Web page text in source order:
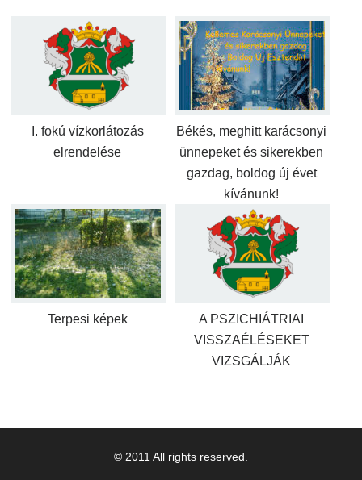
I. fokú vízkorlátozás
elrendelése
Békés, meghitt karácsonyi
ünnepeket és sikerekben
gazdag, boldog új évet
kívánunk!
Terpesi képek
A PSZICHIÁTRIAI
VISSZAÉLÉSEKET
VIZSGÁLJÁK
© 2011 All rights reserved.